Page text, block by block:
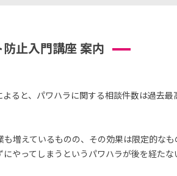
止入門講座 案内
ると、パワハラに関する相談件数は過去
増えているものの、その効果は限定的なも
やってしまうというパワハラが後を経たな